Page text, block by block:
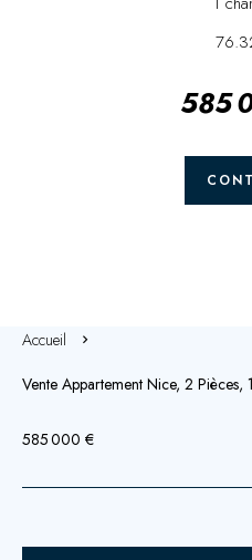
585
Accueil
Vente Appartement Nice, 2 Pièces,
585 000 €